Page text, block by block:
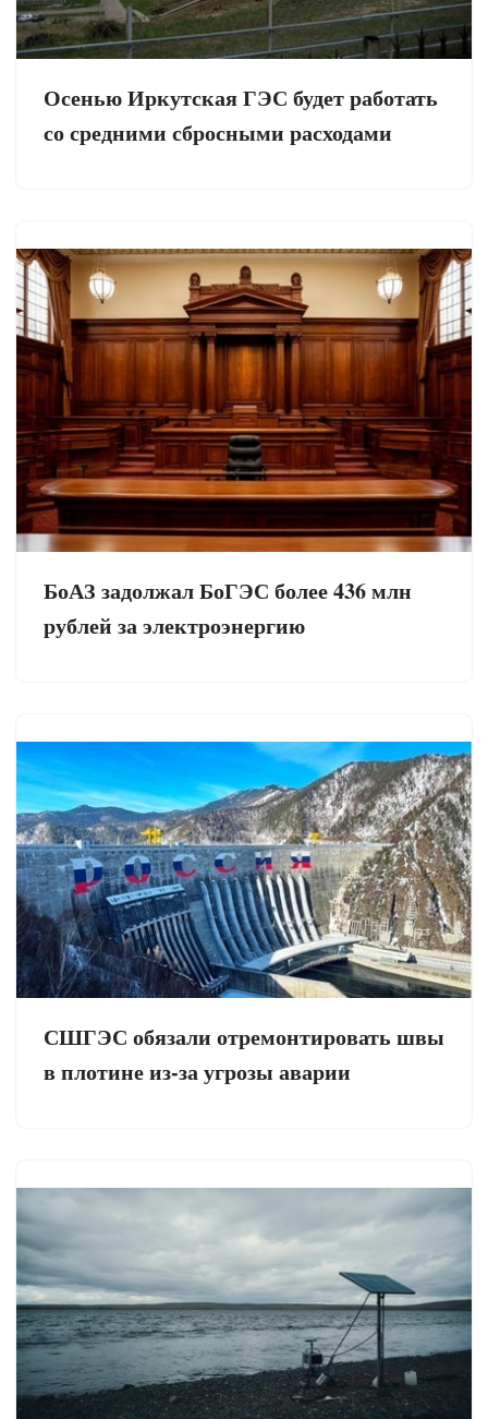
Осенью Иркутская ГЭС будет работать
со средними сбросными расходами
БоАЗ задолжал БоГЭС более 436 млн
рублей за электроэнергию
СШГЭС обязали отремонтировать швы
в плотине из-за угрозы аварии